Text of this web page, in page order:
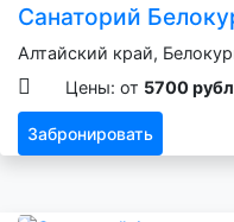
Санаторий
Алтайский край,
Цены: от 5700
Забронировать